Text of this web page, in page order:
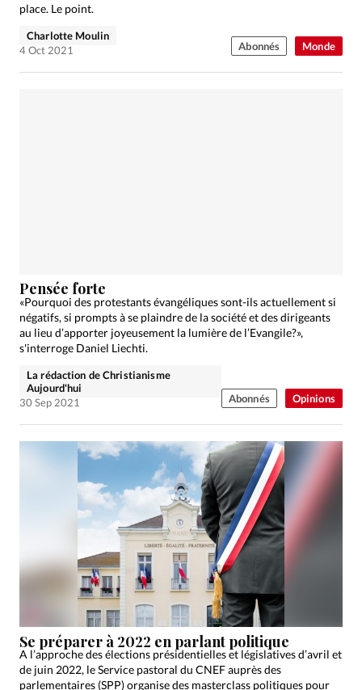
Monde
place. Le point.
Charlotte Moulin
4 Oct 2021
Abonnés
Opinions
Pensée forte
«Pourquoi des protestants évangéliques sont-ils actuellement si
négatifs, si prompts à se plaindre de la société et des dirigeants
au lieu d’apporter joyeusement la lumière de l’Evangile?»,
s'interroge Daniel Liechti.
La rédaction de Christianisme
Aujourd'hui
30 Sep 2021
Abonnés
Se préparer à 2022 en parlant politique
A l’approche des élections présidentielles et législatives d’avril et
de juin 2022, le Service pastoral du CNEF auprès des
parlementaires (SPP) organise des masterclass politiques pour